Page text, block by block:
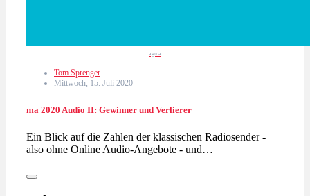
agma
Tom Sprenger
Mittwoch, 15. Juli 2020
ma 2020 Audio II: Gewinner und Verlierer
Ein Blick auf die Zahlen der klassischen Radiosender -
also ohne Online Audio-Angebote - und…